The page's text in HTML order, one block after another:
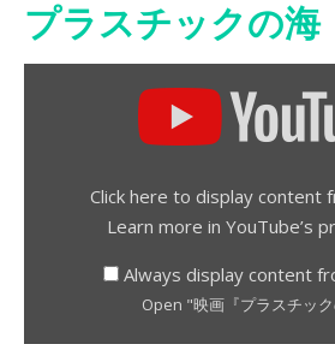
プラスチックの海
Click here to display content
Learn more in YouTube’s
Always display content
Open "映画『プラスチッ